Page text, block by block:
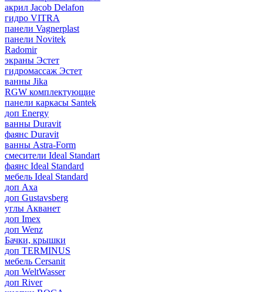
акрил Jacob Delafon
гидро VITRA
панели Vagnerplast
панели Novitek
Radomir
экраны Эстет
гидромассаж Эстет
ванны Jika
RGW комплектующие
панели каркасы Santek
доп Energy
ванны Duravit
фаянс Duravit
ванны Astra-Form
смесители Ideal Standart
фаянс Ideal Standard
мебель Ideal Standard
доп Axa
доп Gustavsberg
углы Акванет
доп Imex
доп Wenz
Бачки, крышки
доп TERMINUS
мебель Cersanit
доп WeltWasser
доп River